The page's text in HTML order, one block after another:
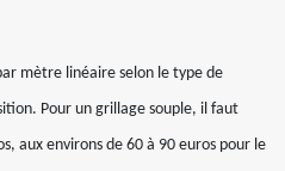
mètre linéaire selon le type de
Pour un grillage souple, il faut
aux environs de 60 à 90 euros pour le